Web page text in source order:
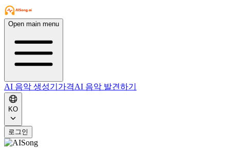
Open main menu
AI 음악 생성기 가격AI 음악 발견하기
KO
로그인